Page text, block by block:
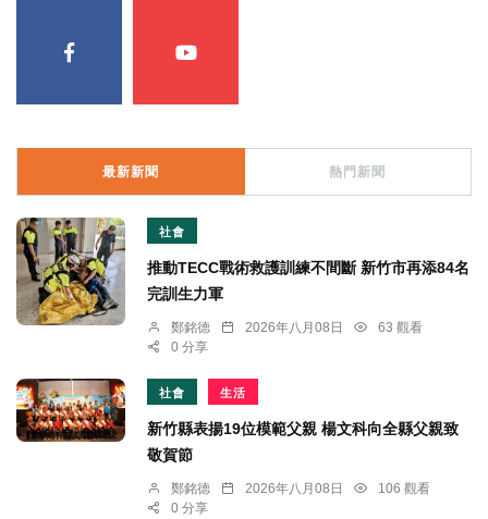
最新新聞 熱門新聞
社會
推動TECC戰術救護訓練不間斷 新竹市再添84名
完訓生力軍
鄭銘德 2026年八月08日
63 觀看
0 分享
社會 生活
新竹縣表揚19位模範父親 楊文科向全縣父親致
敬賀節
鄭銘德 2026年八月08日
106 觀看
0 分享